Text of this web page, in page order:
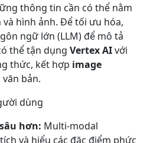
thông tin cần có thể nằm
và hình ảnh. Để tối ưu hóa,
ngữ lớn (LLM) để mô tả
thể tận dụng Vertex AIvới
thức, kết hợp image
bản.
dùng
hơn: Multi-modal
và hiểu các đặc điểm phức